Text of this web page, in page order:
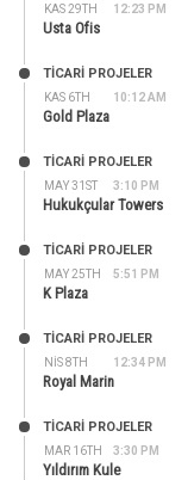
KAS 29TH 12:23 PM
Usta Ofis
KAS 6TH 10:12 AM
TİCARİ PROJELER
Gold Plaza
MAY 31ST 3:10 PM
TİCARİ PROJELER
Hukukçular Towers
MAY 25TH 5:51 PM
TİCARİ PROJELER
K Plaza
NIS 8TH 12:34 PM
TİCARİ PROJELER
Royal Marin
MAR 16TH 3:30 PM
TİCARİ PROJELER
Yıldırım Kule